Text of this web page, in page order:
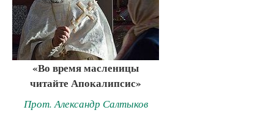
«Во время масленицы
читайте Апокалипсис»
Прот. Александр Салтыков